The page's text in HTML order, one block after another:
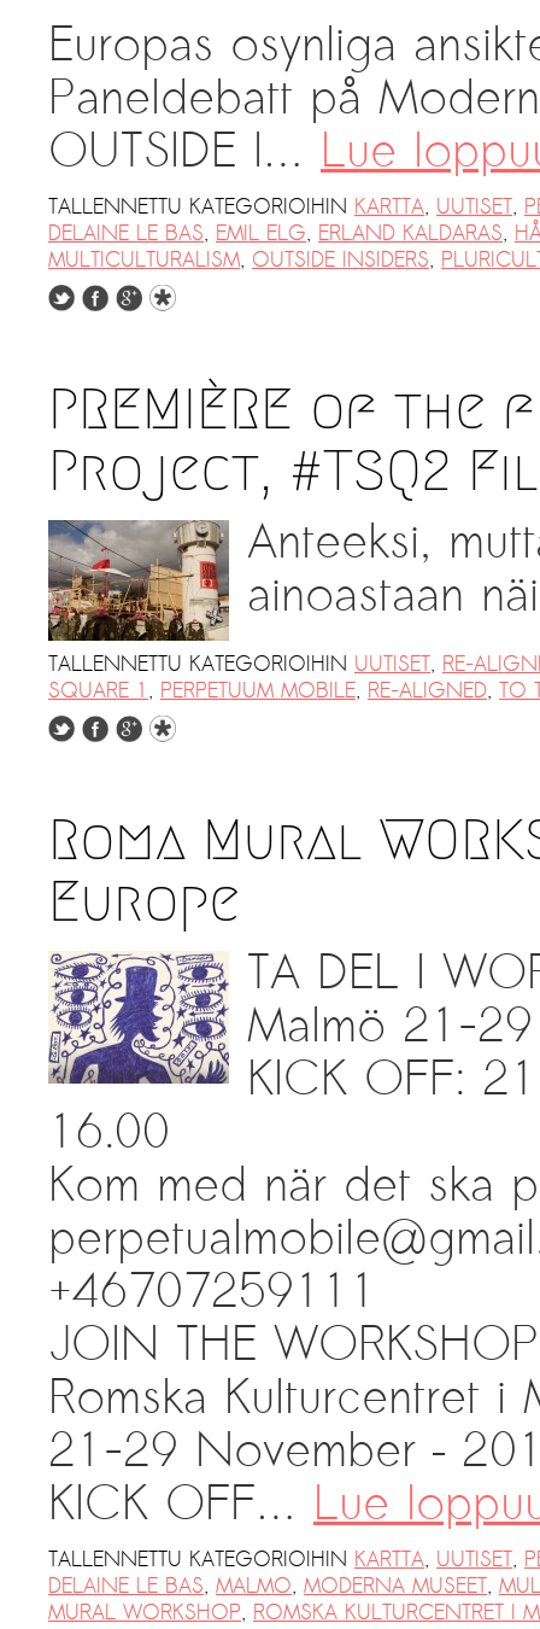
Europas osynliga
Paneldebatt på
OUTSIDE I… Lue
TALLENNETTU KATEGORIOIHIN KARTTA, UUTISET,
DELAINE LE BAS, EMIL ELG, ERLAND KALDARAS,
MULTICULTURALISM, OUTSIDE INSIDERS,
PREMIÈRE of
Project, #TSQ2‬
Anteeksi,
ainoastaan
TALLENNETTU KATEGORIOIHIN UUTISET, RE-
SQUARE 1, PERPETUUM MOBILE, RE-ALIGNED, TO
Roma Mural
Europe
TA DEL I
Malmö 21-
KICK OFF:
16.00
Kom med när det ska
+46707259111
JOIN THE
Romska Kulturcentret i
21-29 November –
KICK OFF… Lue
TALLENNETTU KATEGORIOIHIN KARTTA, UUTISET,
DELAINE LE BAS, MALMO, MODERNA MUSEET,
MURAL WORKSHOP, ROMSKA KULTURCENTRET I